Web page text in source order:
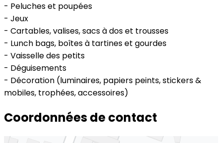
- Peluches et poupées
- Jeux
- Cartables, valises, sacs à dos et trousses
- Lunch bags, boîtes à tartines et gourdes
- Vaisselle des petits
- Déguisements
- Décoration (luminaires, papiers peints, stickers &
mobiles, trophées, accessoires)
Coordonnées de contact